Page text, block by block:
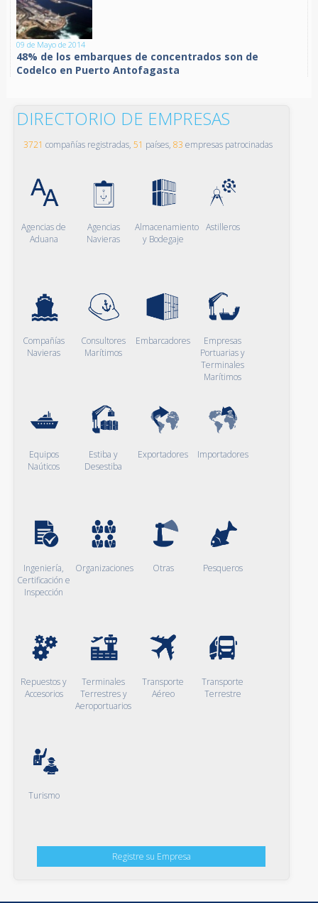
09 de Mayo de 2014
48% de los embarques de concentrados son de
Codelco en Puerto Antofagasta
DIRECTORIO DE EMPRESAS
3721 compañías registradas, 51 países, 83 empresas patrocinadas
Agencias de
Aduana
Agencias
Navieras
Almacenamiento
y Bodegaje
Astilleros
Compañías
Navieras
Consultores
Marítimos
Embarcadores
Empresas
Portuarias y
Terminales
Marítimos
Equipos
Naúticos
Estiba y
Desestiba
Exportadores Importadores
Ingeniería,
Certificación e
Inspección
Organizaciones Otras Pesqueros
Repuestos y
Accesorios
Terminales
Terrestres y
Aeroportuarios
Transporte
Aéreo
Transporte
Terrestre
Turismo
Registre su Empresa